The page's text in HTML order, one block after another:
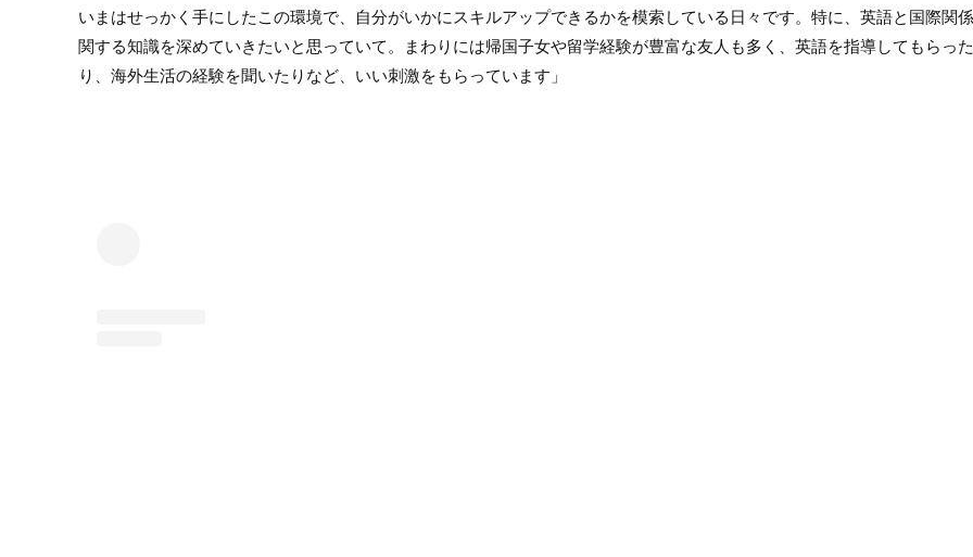
いまはせっかく手にしたこの環境で、自分がいかにスキルアップできるかを模索している日々です。特に、英語と国際関
関する知識を深めていきたいと思っていて。まわりには帰国子女や留学経験が豊富な友人も多く、英語を指導してもらった
り、海外生活の経験を聞いたりなど、いい刺激をもらっています」